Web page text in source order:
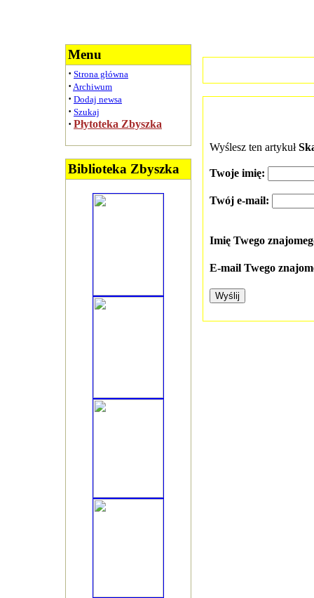
Menu
· Strona główna
· Archiwum
· Dodaj newsa
· Szukaj
· Płytoteka Zbyszka
Biblioteka Zbyszka
Wyślesz ten artykuł
Twoje imię:
Twój e-mail:
Imię Twego
E-mail Twego